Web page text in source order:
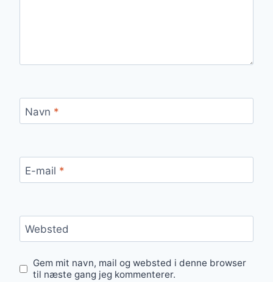
Navn *
E-mail *
Websted
Gem mit navn, mail og websted i denne browser
til næste gang jeg kommenterer.